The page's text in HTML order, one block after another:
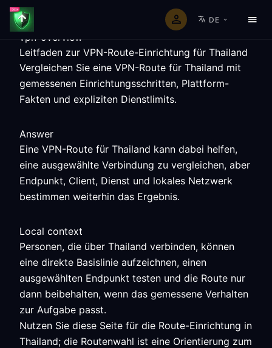
DE
vpn-overview
Leitfaden zur VPN-Route-Einrichtung für Thailand
Vergleichen Sie eine VPN-Route für Thailand mit
gemessenen Einrichtungsschritten, Plattform-
Fakten und expliziten Dienstlimits.
Answer
Eine VPN-Route für Thailand kann dabei helfen,
eine ausgewählte Verbindung zu vergleichen, aber
Endpunkt, Client, Dienst und lokales Netzwerk
bestimmen weiterhin das Ergebnis.
Local context
Personen, die über Thailand verbinden, können
eine direkte Basislinie aufzeichnen, einen
ausgewählten Endpunkt testen und die Route nur
dann beibehalten, wenn das gemessene Verhalten
zur Aufgabe passt.
Nutzen Sie diese Seite für die Route-Einrichtung in
Thailand; die Routenwahl ist eine Orientierung zum